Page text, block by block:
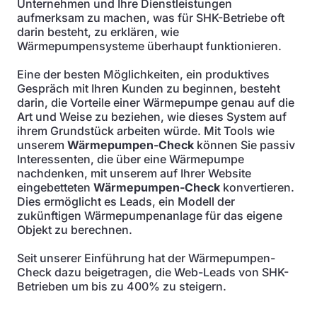
Unternehmen und Ihre Dienstleistungen
aufmerksam zu machen, was für SHK-Betriebe oft
darin besteht, zu erklären, wie
Wärmepumpensysteme überhaupt funktionieren.
Eine der besten Möglichkeiten, ein produktives
Gespräch mit Ihren Kunden zu beginnen, besteht
darin, die Vorteile einer Wärmepumpe genau auf die
Art und Weise zu beziehen, wie dieses System auf
ihrem Grundstück arbeiten würde. Mit Tools wie
unserem Wärmepumpen-Check können Sie passiv
Interessenten, die über eine Wärmepumpe
nachdenken, mit unserem auf Ihrer Website
eingebetteten Wärmepumpen-Check konvertieren.
Dies ermöglicht es Leads, ein Modell der
zukünftigen Wärmepumpenanlage für das eigene
Objekt zu berechnen.
Seit unserer Einführung hat der Wärmepumpen-
Check dazu beigetragen, die Web-Leads von SHK-
Betrieben um bis zu 400% zu steigern.